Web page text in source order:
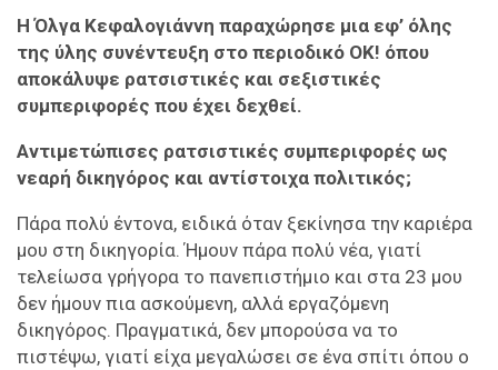
Η Όλγα Κεφαλογιάννη παραχώρησε μια εφ’ όλης
της ύλης συνέντευξη στο περιοδικό ΟΚ! όπου
αποκάλυψε ρατσιστικές και σεξιστικές
συμπεριφορές που έχει δεχθεί.
Αντιμετώπισες ρατσιστικές συμπεριφορές ως
νεαρή δικηγόρος και αντίστοιχα πολιτικός;
Πάρα πολύ έντονα, ειδικά όταν ξεκίνησα την καριέρα
μου στη δικηγορία. Ήμουν πάρα πολύ νέα, γιατί
τελείωσα γρήγορα το πανεπιστήμιο και στα 23 μου
δεν ήμουν πια ασκούμενη, αλλά εργαζόμενη
δικηγόρος. Πραγματικά, δεν μπορούσα να το
πιστέψω, γιατί είχα μεγαλώσει σε ένα σπίτι όπου ο